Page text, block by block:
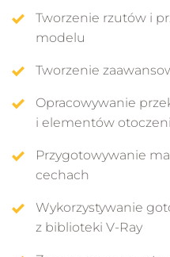
Tworzenie rzutów i
modelu
Tworzenie
Opracowywanie
i elementów
Przygotowywanie
cechach
Wykorzystywanie
z biblioteki V-Ray